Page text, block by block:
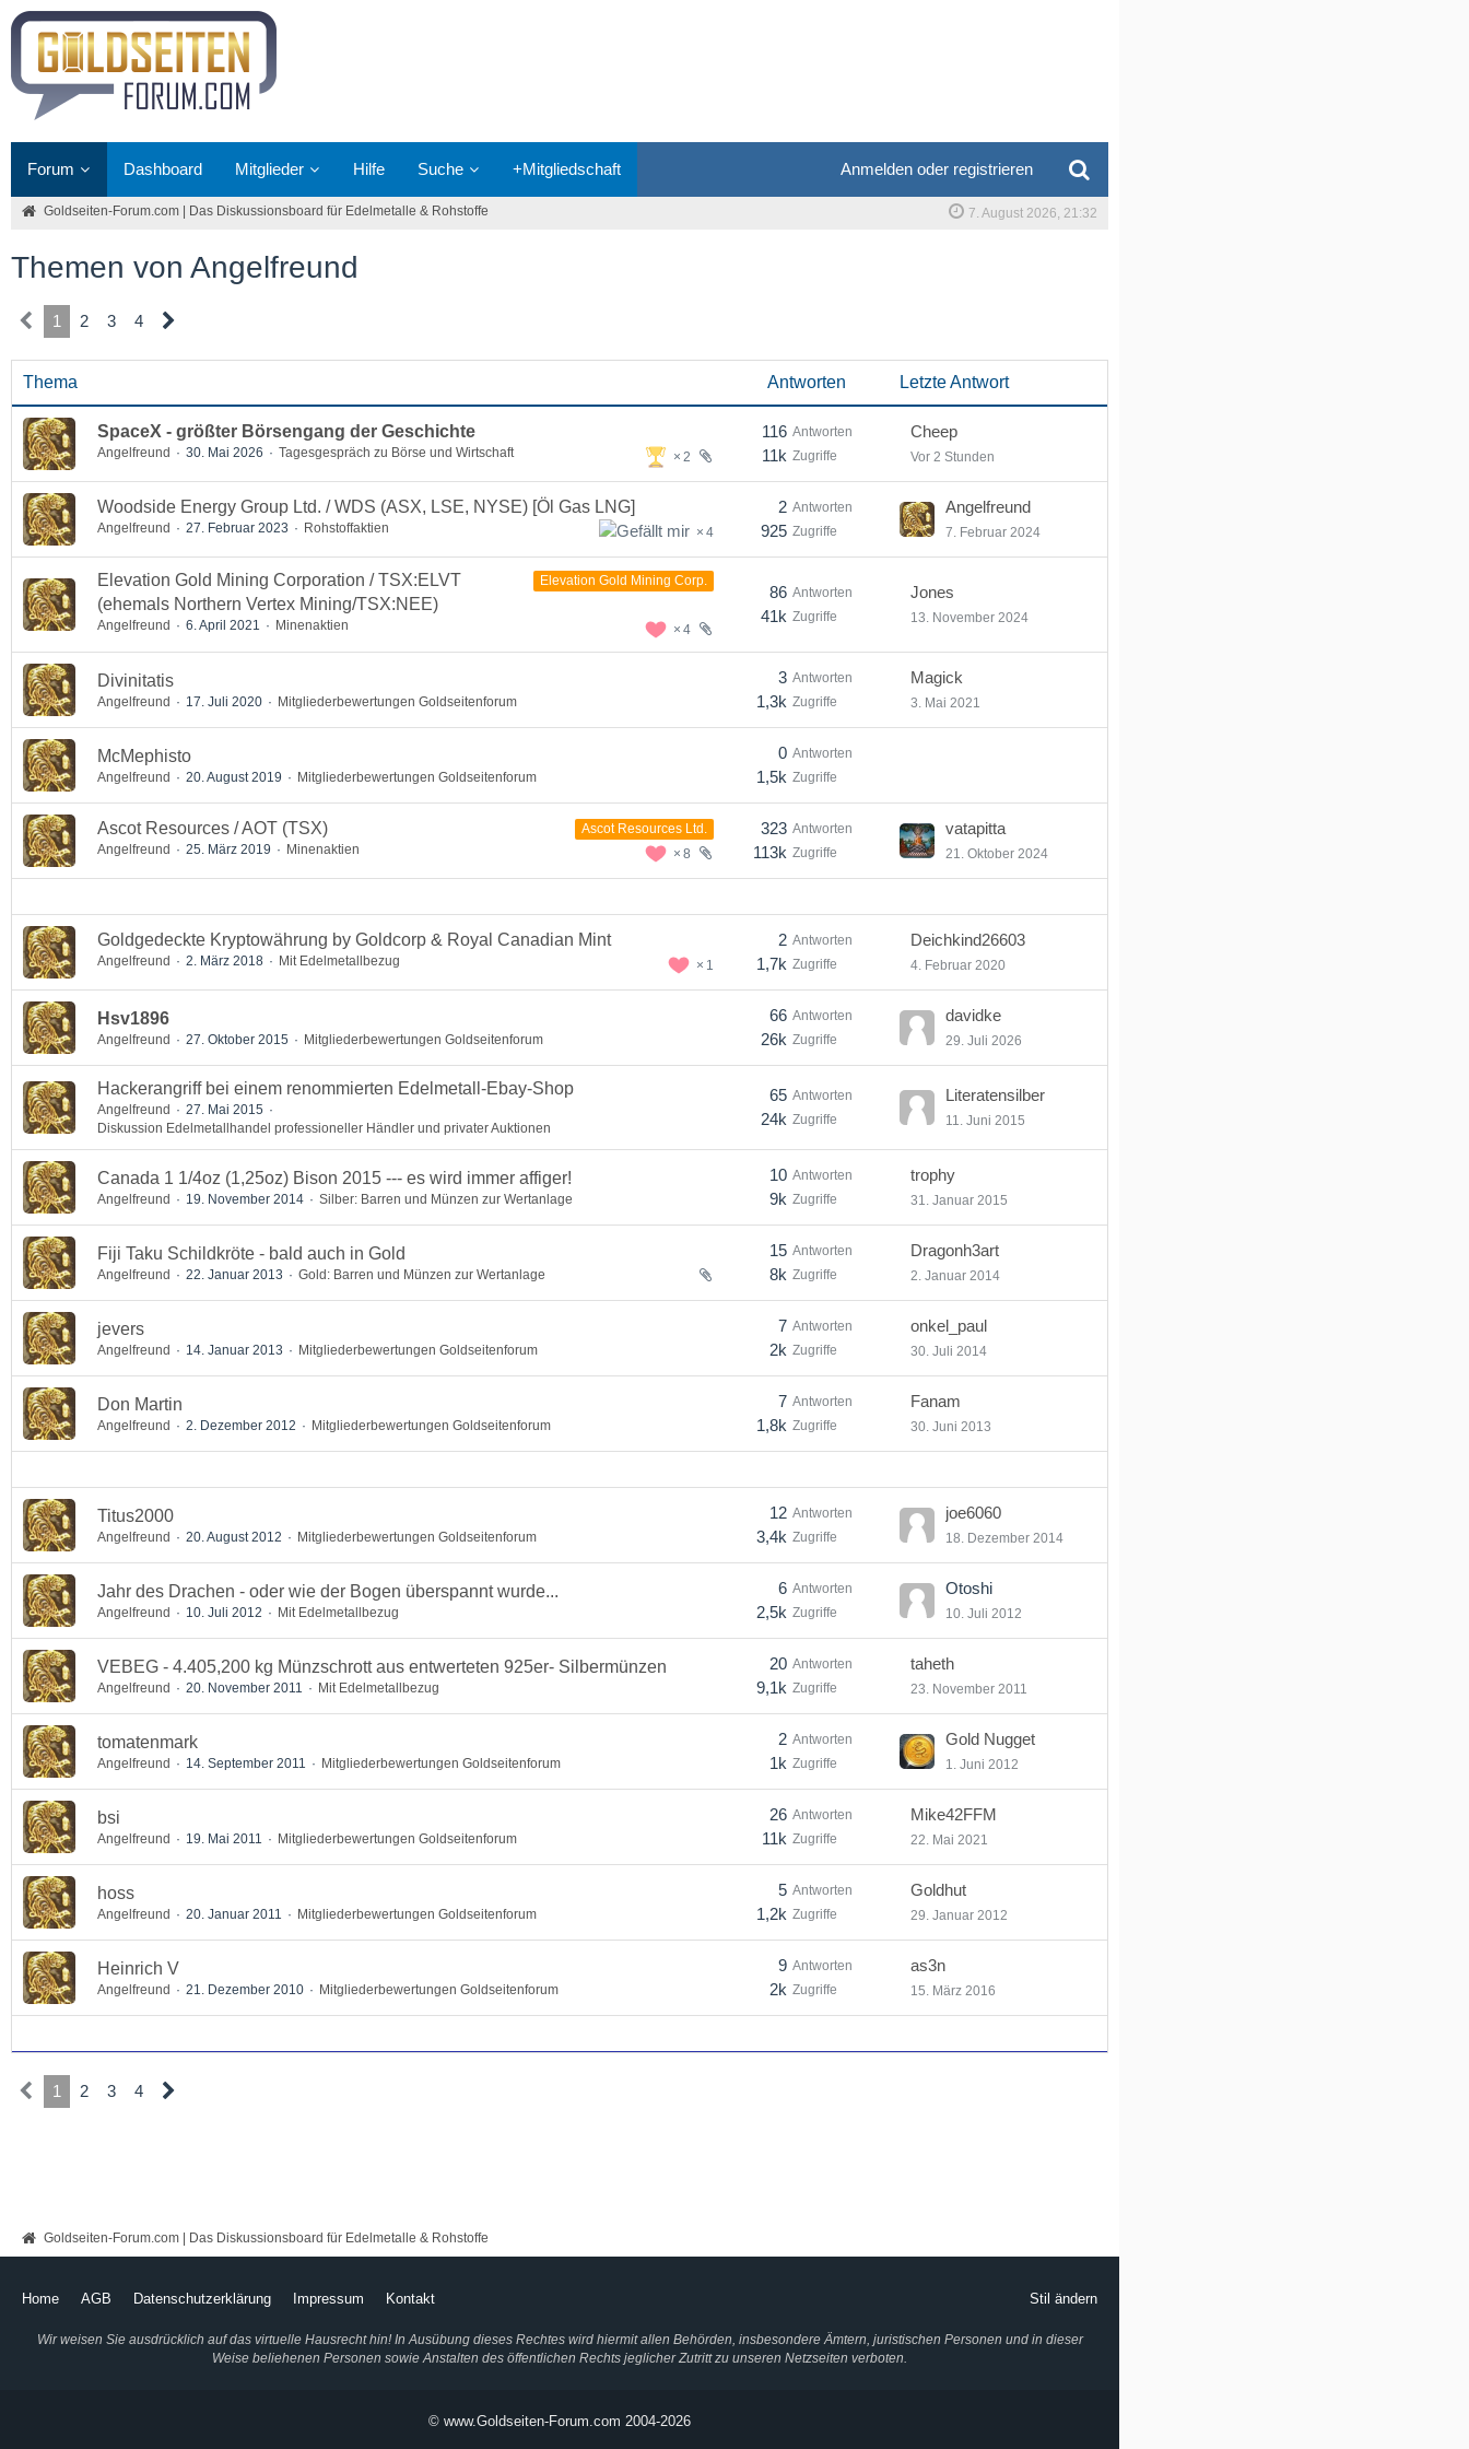
Forum Dashboard Mitglieder Hilfe Suche +Mitgliedschaft Anmelden oder registrieren
Goldseiten-Forum.com | Das Diskussionsboard für Edelmetalle & Rohstoffe
Goldseiten-Forum.com | Das Diskussionsboard für Edelmetalle & Rohstoffe 7. August 2026, 21:32
Themen von Angelfreund
1 2 3 4
Thema Antworten Letzte Antwort
SpaceX - größter Börsengang der Geschichte
2
Angelfreund 30. Mai 2026 Tagesgespräch zu Börse und Wirtschaft
Antworten
116
Zugriffe
11k
Cheep
Vor 2 Stunden
Woodside Energy Group Ltd. / WDS (ASX, LSE, NYSE) [Öl Gas LNG]
4
Angelfreund 27. Februar 2023 Rohstoffaktien
Antworten
2
Zugriffe
925
Angelfreund
7. Februar 2024
Elevation Gold Mining Corp.
Elevation Gold Mining Corporation / TSX:ELVT
(ehemals Northern Vertex Mining/TSX:NEE)
4
Angelfreund 6. April 2021 Minenaktien
Antworten
86
Zugriffe
41k
Jones
13. November 2024
Divinitatis
Angelfreund 17. Juli 2020 Mitgliederbewertungen Goldseitenforum
Antworten
3
Zugriffe
1,3k
Magick
3. Mai 2021
McMephisto
Angelfreund 20. August 2019 Mitgliederbewertungen Goldseitenforum
Antworten
0
Zugriffe
1,5k
Ascot Resources Ltd.
Ascot Resources / AOT (TSX)
8
Angelfreund 25. März 2019 Minenaktien
Antworten
323
Zugriffe
113k
vatapitta
21. Oktober 2024
Goldgedeckte Kryptowährung by Goldcorp & Royal Canadian Mint
1
Angelfreund 2. März 2018 Mit Edelmetallbezug
Antworten
2
Zugriffe
1,7k
Deichkind26603
4. Februar 2020
Hsv1896
Angelfreund 27. Oktober 2015 Mitgliederbewertungen Goldseitenforum
Antworten
66
Zugriffe
26k
davidke
29. Juli 2026
Hackerangriff bei einem renommierten Edelmetall-Ebay-Shop
Angelfreund
27. Mai 2015
Diskussion Edelmetallhandel professioneller Händler und privater Auktionen
Antworten
65
Zugriffe
24k
Literatensilber
11. Juni 2015
Canada 1 1/4oz (1,25oz) Bison 2015 --- es wird immer affiger!
Angelfreund 19. November 2014 Silber: Barren und Münzen zur Wertanlage
Antworten
10
Zugriffe
9k
trophy
31. Januar 2015
Fiji Taku Schildkröte - bald auch in Gold
Angelfreund 22. Januar 2013 Gold: Barren und Münzen zur Wertanlage
Antworten
15
Zugriffe
8k
Dragonh3art
2. Januar 2014
jevers
Angelfreund 14. Januar 2013 Mitgliederbewertungen Goldseitenforum
Antworten
7
Zugriffe
2k
onkel_paul
30. Juli 2014
Don Martin
Angelfreund 2. Dezember 2012 Mitgliederbewertungen Goldseitenforum
Antworten
7
Zugriffe
1,8k
Fanam
30. Juni 2013
Titus2000
Angelfreund 20. August 2012 Mitgliederbewertungen Goldseitenforum
Antworten
12
Zugriffe
3,4k
joe6060
18. Dezember 2014
Jahr des Drachen - oder wie der Bogen überspannt wurde...
Angelfreund 10. Juli 2012 Mit Edelmetallbezug
Antworten
6
Zugriffe
2,5k
Otoshi
10. Juli 2012
VEBEG - 4.405,200 kg Münzschrott aus entwerteten 925er- Silbermünzen
Angelfreund 20. November 2011 Mit Edelmetallbezug
Antworten
20
Zugriffe
9,1k
taheth
23. November 2011
tomatenmark
Angelfreund 14. September 2011 Mitgliederbewertungen Goldseitenforum
Antworten
2
Zugriffe
1k
Gold Nugget
1. Juni 2012
bsi
Angelfreund 19. Mai 2011 Mitgliederbewertungen Goldseitenforum
Antworten
26
Zugriffe
11k
Mike42FFM
22. Mai 2021
hoss
Angelfreund 20. Januar 2011 Mitgliederbewertungen Goldseitenforum
Antworten
5
Zugriffe
1,2k
Goldhut
29. Januar 2012
Heinrich V
Angelfreund 21. Dezember 2010 Mitgliederbewertungen Goldseitenforum
Antworten
9
Zugriffe
2k
as3n
15. März 2016
1 2 3 4
Stil ändern
Home AGB Datenschutzerklärung Impressum Kontakt
Wir weisen Sie ausdrücklich auf das virtuelle Hausrecht hin! In Ausübung dieses Rechtes wird hiermit allen Behörden, insbesondere Ämtern, juristischen Personen und in dieser
Weise beliehenen Personen sowie Anstalten des öffentlichen Rechts jeglicher Zutritt zu unseren Netzseiten verboten.
© www.Goldseiten-Forum.com 2004-2026